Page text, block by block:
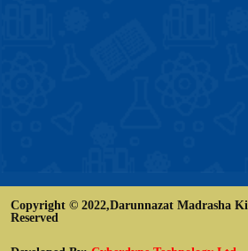
Copyright © 2022,Darunnazat Madrasha
Reserved